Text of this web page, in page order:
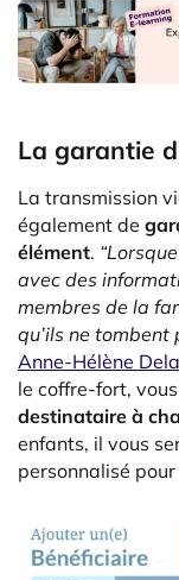
La garantie
La transmission
également de
élément.
avec des
membres de la
qu’ils ne tombent
Anne-Hélène
le coffre-fort,
destinataire à
enfants, il vous
personnalisé